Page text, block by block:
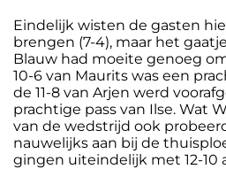
Eindelijk wisten de gasten
brengen (7-4), maar het
Blauw had moeite genoeg
10-6 van Maurits was een
de 11-8 van Arjen werd
prachtige pass van Ilse. Wat
van de wedstrijd ook
nauwelijks aan bij de
gingen uiteindelijk met 12-10